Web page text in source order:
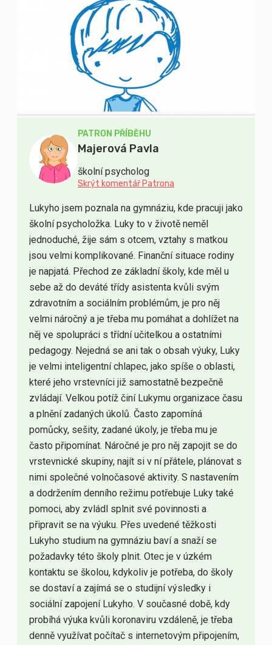
PATRON PŘÍBĚHU
Majerová Pavla
školní psycholog
Skrýt komentář Patrona
Lukyho jsem poznala na gymnáziu, kde pracuji jako
školní psycholožka. Luky to v životě neměl
jednoduché, žije sám s otcem, vztahy s matkou
jsou velmi komplikované. Finanční situace rodiny
je napjatá. Přechod ze základní školy, kde měl u
sebe až do deváté třídy asistenta kvůli svým
zdravotním a sociálním problémům, je pro něj
velmi náročný a je třeba mu pomáhat a dohlížet na
něj ve spolupráci s třídní učitelkou a ostatními
pedagogy. Nejedná se ani tak o obsah výuky, Luky
je velmi inteligentní chlapec, jako spíše o oblasti,
které jeho vrstevníci již samostatně bezpečně
zvládají. Velkou potíž činí Lukymu organizace času
a plnění zadaných úkolů. Často zapomíná
pomůcky, sešity, zadané úkoly, je třeba mu je
často připomínat. Náročné je pro něj zapojit se do
vrstevnické skupiny, najít si v ní přátele, plánovat s
nimi společné volnočasové aktivity. S nastavením
a dodržením denního režimu potřebuje Luky také
pomoci, aby zvládl splnit své povinnosti a
připravit se na výuku. Přes uvedené těžkosti
Lukyho studium na gymnáziu baví a snaží se
požadavky této školy plnit. Otec je v úzkém
kontaktu se školou, kdykoliv je potřeba, do školy
se dostaví a zajímá se o studijní výsledky i
sociální zapojení Lukyho. V současné době, kdy
probíhá výuka kvůli koronaviru vzdáleně, je třeba
denně využívat počítač s internetovým připojením,